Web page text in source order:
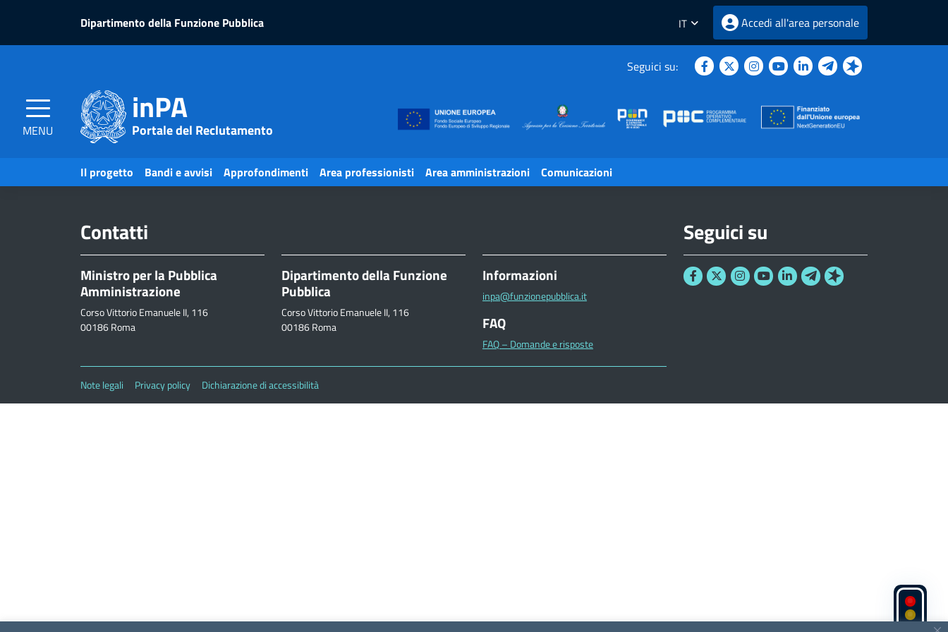
contenuto
piè
Dipartimento della Funzione Pubblica IT Accedi all'area personale
Seguici su:
MENU
inPA
Portale del Reclutamento
Il progetto Bandi e avvisi Approfondimenti Area professionisti Area amministrazioni Comunicazioni
Contatti
Ministro per la Pubblica
Amministrazione
Corso Vittorio Emanuele II, 116
00186 Roma
Dipartimento della Funzione
Pubblica
Corso Vittorio Emanuele II, 116
00186 Roma
Informazioni
inpa@funzionepubblica.it
FAQ
FAQ – Domande e risposte
Seguici su
Note legali Privacy policy Dichiarazione di accessibilità